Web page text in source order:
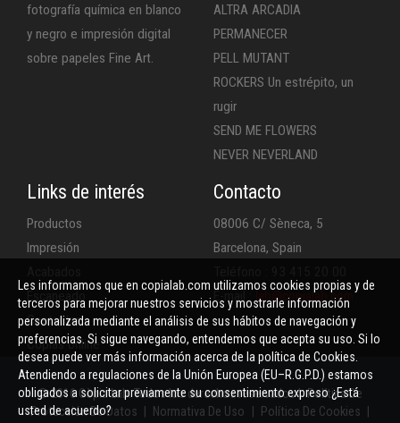
fotografía química en blanco
y negro e impresión digital
sobre papeles Fine Art.
ALTRA ARCADIA
PERMANECER
PELL MUTANT
ROCKERS Un estrépito, un
rugir
SEND ME FLOWERS
NEVER NEVERLAND
Links de interés
Productos
Impresión
Contactar
Copias online
Contacto
08006 C/ Sèneca, 5
Barcelona, Spain
lab@copialab.com
© 2016 Còpia Lab. Todos los derechos reservados | Política De
Protección De Datos
Normativa De Uso Política De Cookies
Les informamos que en copialab.com utilizamos cookies propias y de
terceros para mejorar nuestros servicios y mostrarle información
personalizada mediante el análisis de sus hábitos de navegación y
preferencias. Si sigue navegando, entendemos que acepta su uso. Si lo
desea puede ver más información acerca de la política de Cookies.
Atendiendo a regulaciones de la Unión Europea (EU–R.G.P.D.) estamos
obligados a solicitar previamente su consentimiento expreso ¿Está
usted de acuerdo?